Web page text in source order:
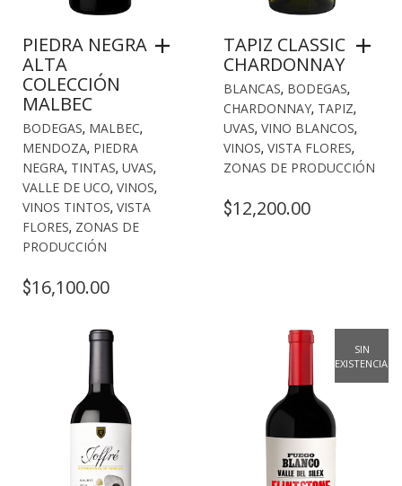
PIEDRA NEGRA
ALTA
COLECCIÓN
MALBEC
BODEGAS, MALBEC,
MENDOZA, PIEDRA
NEGRA, TINTAS, UVAS,
VALLE DE UCO, VINOS,
VINOS TINTOS, VISTA
FLORES, ZONAS DE
PRODUCCIÓN
$16,100.00
TAPIZ CLASSIC
CHARDONNAY
BLANCAS, BODEGAS,
CHARDONNAY, TAPIZ,
UVAS, VINO BLANCOS,
VINOS, VISTA FLORES,
ZONAS DE PRODUCCIÓN
$12,200.00
SIN
EXISTENCIAS